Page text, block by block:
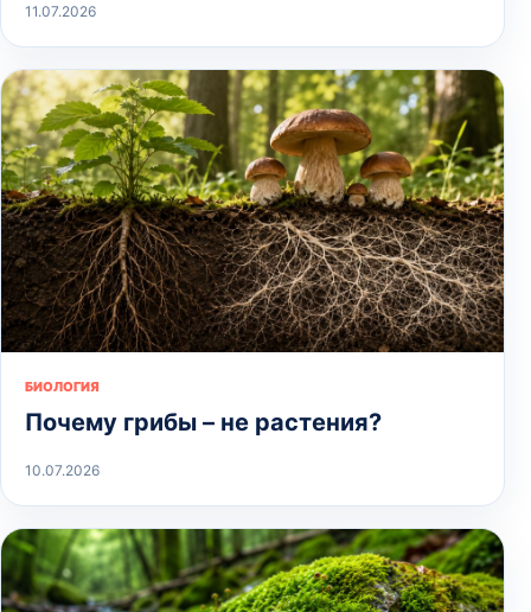
11.07.2026
БИОЛОГИЯ
Почему грибы – не растения?
10.07.2026